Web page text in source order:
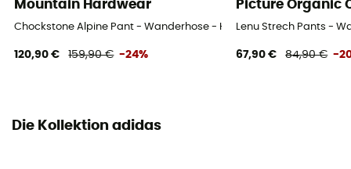
Mountain Hardwear
Chockstone Alpine Pant - Wanderhose - Herren
120,90 € 159,90 € -24%
Picture Organic
Lenu Strech Pants -
67,90 € 84,90 € -
Die Kollektion adidas